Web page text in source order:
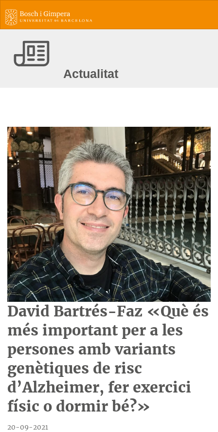
Actualitat
David Bartrés-Faz «Què és
més important per a les
persones amb variants
genètiques de risc
d’Alzheimer, fer exercici
físic o dormir bé?»
20-09-2021